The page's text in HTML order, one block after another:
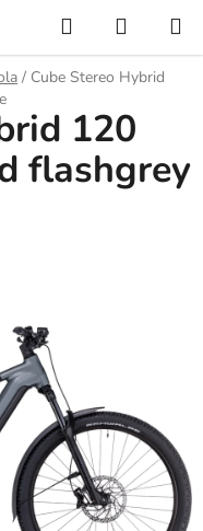
Hledat
KOŠÍK
/ Cube Stereo Hybrid
120
flashgrey